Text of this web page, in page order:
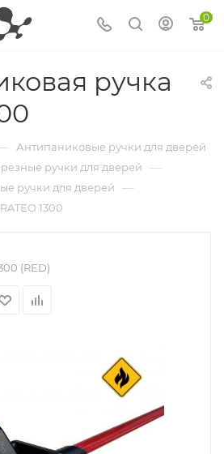
0
ручка
Антипаниковые ручки для дверей
ручки для дверей —
ручки для дверей —
1300
(RED)